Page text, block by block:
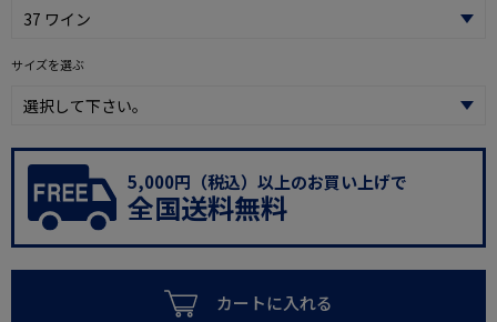
サイズを選ぶ
5,000円（税込）以上のお買い上げで
全国送料無料
カートに入れる